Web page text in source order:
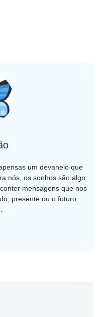
um devaneio que
nós, os sonhos são algo
mensagens que nos
presente ou o futuro